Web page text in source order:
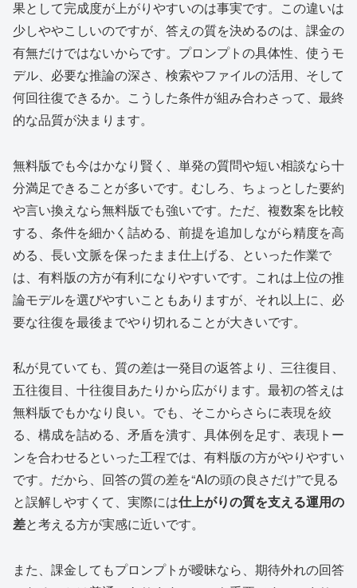
果として完成度が上がりやすいのは事実です。この違いは
少しややこしいのですが、答えの質を決めるのは、課金の
有無だけではないからです。プロンプトの具体性、使うモ
デル、必要な推論の深さ、検索やファイルの活用、そして
何回往復できるか。こうした条件が組み合わさって、最終
的な品質が決まります。
無料版でも今はかなり賢く、単発の質問や短い相談なら十
分満足できることが多いです。むしろ、ちょっとした要約
や言い換えなら無料版でも強いです。ただ、複数案を比較
する、条件を細かく詰める、前提を追加しながら精度を高
める、長い文脈を保ったまま仕上げる、といった作業で
は、有料版の方が有利になりやすいです。これは上位の推
論モデルを選びやすいこともありますが、それ以上に、必
要な往復を最後までやり切れることが大きいです。
私が見ていても、質の差は一発目の返答より、三往復目、
五往復目、十往復目あたりから広がります。最初の答えは
無料版でもかなり良い。でも、そこからさらに表現を絞
る、構成を詰める、矛盾を潰す、具体例を足す、表現トー
ンを合わせるといった工程では、有料版の方がやりやすい
です。だから、回答の質の差を“AIの頭の良さだけ”で見る
と誤解しやすくて、実際には仕上がりの質を支える運用の
差と考える方が実感に近いです。
また、課金してもプロンプトが曖昧なら、期待外れの回答